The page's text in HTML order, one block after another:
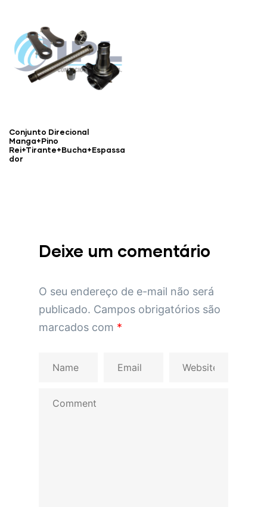
Conjunto Direcional
Manga+Pino
Rei+Tirante+Bucha+Espassa
dor
Deixe um comentário
O seu endereço de e-mail não será
publicado. Campos obrigatórios são
marcados com *